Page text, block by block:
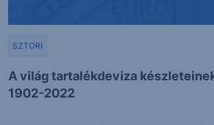
A világ tartalékdeviza
1902-2022
SZTORI